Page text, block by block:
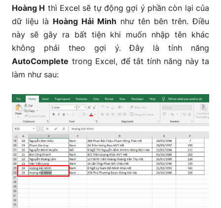
Hoàng H thì Excel sẽ tự động gợi ý phần còn lại của
dữ liệu là Hoàng Hải Minh như tên bên trên. Điều
này sẽ gây ra bất tiện khi muốn nhập tên khác
không phải theo gợi ý. Đây là tính năng
AutoComplete trong Excel, để tắt tính năng này ta
làm như sau: